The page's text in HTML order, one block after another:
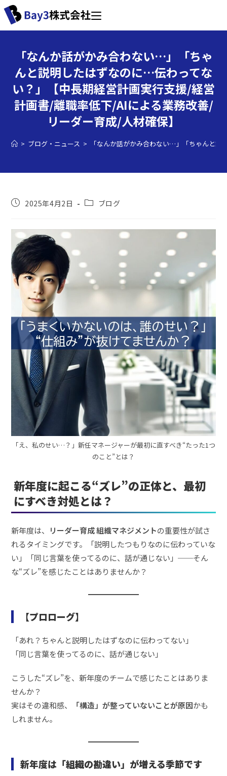
「なんか話がかみ合わない…」「ちゃ
んと説明したはずなのに…伝わってな
い？」【中長期経営計画実行支援/経営
計画書/離職率低下/AIによる業務改善/
リーダー育成/人材確保】
> ブログ・ニュース > 「なんか話がかみ合わない…」「ちゃんと
2025年4月2日 ブログ
「え、私のせい…？」新任マネージャーが最初に直すべき“たった1つ
のこと”とは？
新年度に起こる“ズレ”の正体と、最初
にすべき対処とは？
新年度は、 リーダー育成 組織マネジメントの重要性が試さ
れるタイミングです。「説明したつもりなのに伝わっていな
い」「同じ言葉を使ってるのに、話が通じない」──そん
な“ズレ”を感じたことはありませんか？
【プロローグ】
「あれ？ちゃんと説明したはずなのに伝わってない」
「同じ言葉を使ってるのに、話が通じない」
こうした“ズレ”を、新年度のチームで感じたことはありま
せんか？
実はその違和感、
「構造」が整っていないことが原因かも
しれません。
新年度は「組織の勘違い」が増える季節です